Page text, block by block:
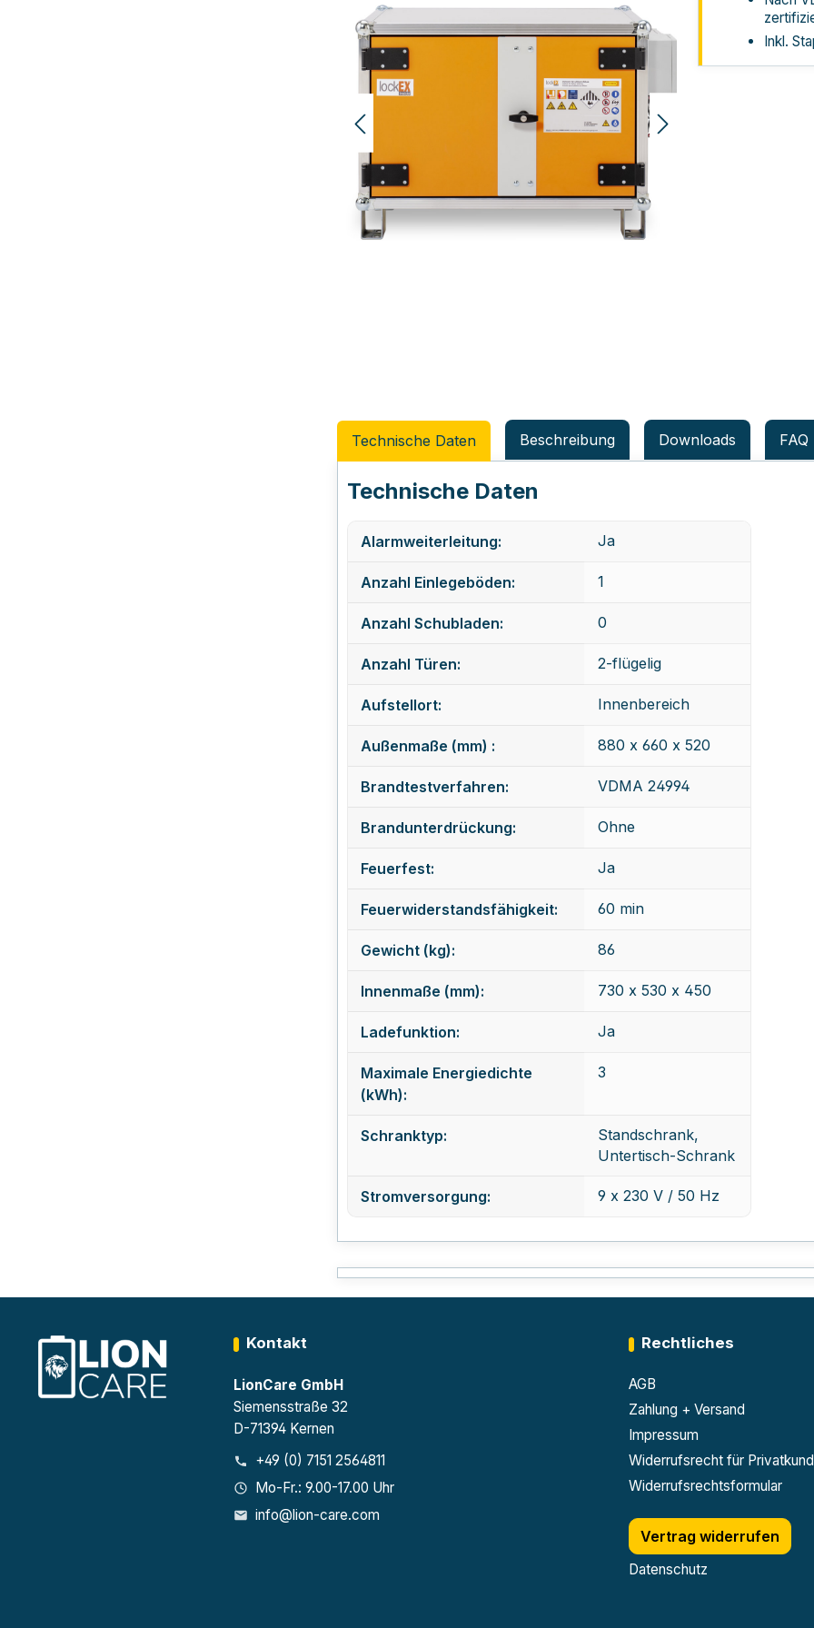
Inkl.
Technische Daten Beschreibung Downloads FAQ
Technische Daten
Alarmweiterleitung: Ja
Anzahl Einlegeböden: 1
Anzahl Schubladen: 0
Anzahl Türen: 2-flügelig
Aufstellort: Innenbereich
Außenmaße (mm) : 880 x 660 x 520
Brandtestverfahren: VDMA 24994
Brandunterdrückung: Ohne
Feuerfest: Ja
Feuerwiderstandsfähigkeit: 60 min
Gewicht (kg): 86
Innenmaße (mm): 730 x 530 x 450
Ladefunktion: Ja
Maximale Energiedichte
(kWh):
3
Schranktyp:
Standschrank,
Untertisch-Schrank
Stromversorgung: 9 x 230 V / 50 Hz
Kontakt
LionCare GmbH
Siemensstraße 32
D-71394 Kernen
+49 (0) 7151 2564811
Mo-Fr.: 9.00-17.00 Uhr
info@lion-care.com
Rechtliches
AGB
Zahlung + Versand
Impressum
Widerrufsrecht für
Widerrufsrechtsformular
Vertrag widerrufen
Datenschutz